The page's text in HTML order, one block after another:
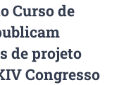
Curso de
de projeto
Congresso